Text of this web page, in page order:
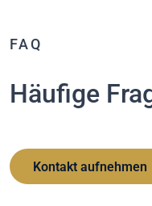
FAQ
Häufige
Kontakt aufnehmen